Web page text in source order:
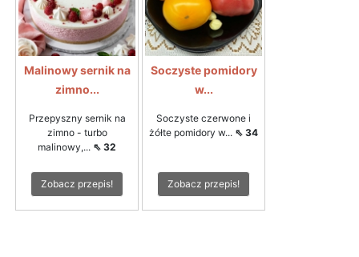
Malinowy sernik na
zimno...
Przepyszny sernik na
zimno - turbo
malinowy,... ⇖ 32
Zobacz przepis!
Soczyste pomidory
w...
Soczyste czerwone i
żółte pomidory w... ⇖ 34
Zobacz przepis!